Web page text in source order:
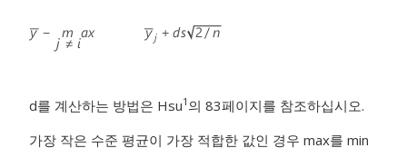
d를 계산하는 방법은 Hsu1 의 83페이지를 참조하십시오.
가장 작은 수준 평균이 가장 적합한 값인 경우 max를 min